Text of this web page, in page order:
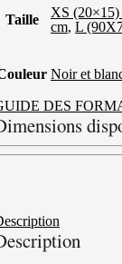
Taille XS (20×15)
cm, L
Noir et
DES